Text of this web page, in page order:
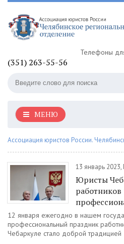
Телефоны
(351) 263-55-56
МЕНЮ
Ассоциация юристов России.
13 январь 2023,
Юристы
12 января ежегодно в нашем
профессиональный праздник
Чебаркуле стало доброй традицией